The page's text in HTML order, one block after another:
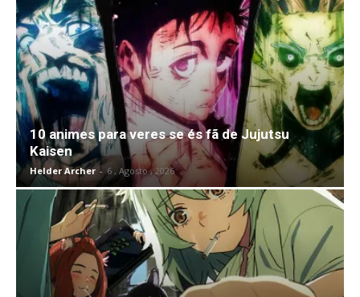
10 animes para veres se és fã de Jujutsu
Kaisen
Helder Archer - 6 , Agosto , 2026